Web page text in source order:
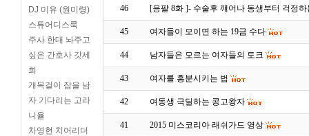
DJ 미유 (원미령)
스튜어디스룩
주사 한대 놔주고
싶은 간호사 갓세
희
개목걸이 잡을 남
자 기다리는 고라
니율
차영현 치어리더
46 [응팔 8화 ]- 수술후 꺠어나 동생부터 걱정
45 여자들이 모이면 하는 19금 수다
44 남자들은 모르는 여자들의 토크
43 여자를 흥분시키는 법
42 여동생 극딜하는 콩고왕자
41 2015 미스코리아 래쉬가드 영상